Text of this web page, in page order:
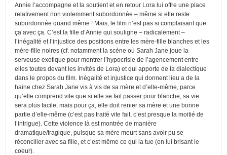
Annie l’accompagne et la soutient et en retour Lora lui offre une place
relativement non violemment subordonnée – même si elle reste
subordonnée quand même ! Mais, le film n’est pas si complaisant que
ça avec ça. C’est la fille d’Annie qui souligne – radicalement –
l’inégalité et l’injustice des positions entre les mère-fille blanches et les
mère-fille noires (cf. notamment la scène où Sarah Jane joue la
serveuse exotique pour montrer l’hypocrisie de l’agencement entre
elles toutes devant les invités de Lora) et qui apporte de la dialectique
dans le propos du film. Inégalité et injustice qui donnent lieu a de la
haine chez Sarah Jane vis à vis de sa mère et d’elle-même, parce
qu’elle comprend vite que si elle se fait passer pour blanche, sa vie
sera plus facile, mais pour ça, elle doit renier sa mère et une bonne
partie d’elle-même (c’est pas traité vite fait, c’est presque la moitié de
l’intrigue). Cette violence là est montrée de manière
dramatique/tragique, puisque sa mère meurt sans avoir pu se
réconcilier avec sa fille, et c’est même ce qui la tue (en lui brisant le
coeur).